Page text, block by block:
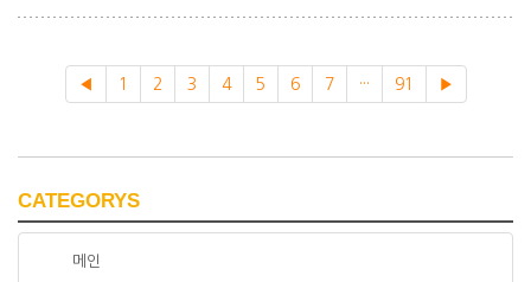
◀ 1 2 3 4 5 6 7 ··· 91 ▶
CATEGORYS
메인